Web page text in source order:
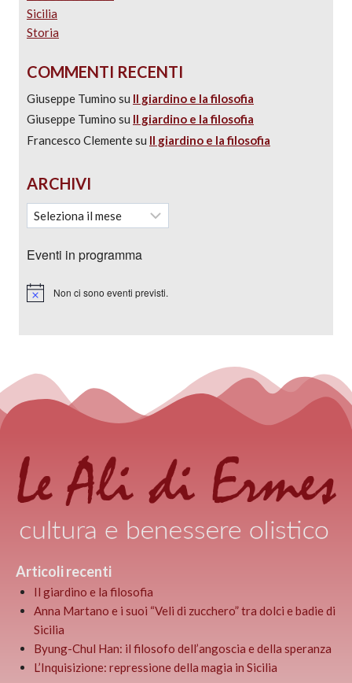
Sicilia
Storia
COMMENTI RECENTI
Giuseppe Tumino su Il giardino e la filosofia
Giuseppe Tumino su Il giardino e la filosofia
Francesco Clementesu Il giardino e la filosofia
ARCHIVI
Eventi in programma
Notice Non ci sono eventi previsti.
Articoli recenti
Il giardino e la filosofia
Anna Martano e i suoi “Veli di zucchero” tra dolci e badie di
Sicilia
Byung-Chul Han: il filosofo dell’angoscia e della speranza
L’Inquisizione: repressione della magia in Sicilia